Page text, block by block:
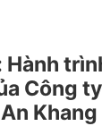
Hành
Công
Khang